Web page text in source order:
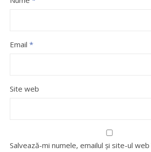
Email *
Site web
Salvează-mi numele, emailul și site-ul